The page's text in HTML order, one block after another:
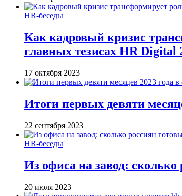
HR-беседы
Как кадровый кризис
главных тезисах HR Digital
17 октября 2023
Итоги первых девяти
22 сентября 2023
HR-беседы
Из офиса на завод:
20 июля 2023